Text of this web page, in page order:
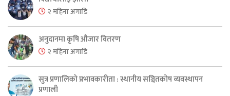
२ महिना अगाडि
अनुदानमा कृषि औजार वितरण
२ महिना अगाडि
सुत्र प्रणालिको प्रभावकारीता : स्थानीय सञ्चितकोष व्यवस्थापन
प्रणाली